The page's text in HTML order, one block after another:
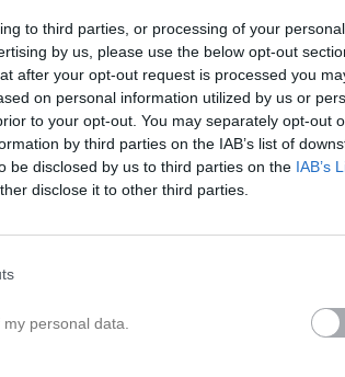
to third parties, or processing of your
by us, please use the below opt-out
after your opt-out request is processed you
on personal information utilized by us or
to your opt-out. You may separately opt-out
by third parties on the IAB’s list of
be disclosed by us to third parties on the IAB’s
disclose it to other third parties.
personal data.
Veckans bana v.30-32
2 aug
Resultat Terrängloppet
29 jul
Snart dags för terrängloppet
14 jul
Resultat Poängtävling 6
13 jul
Terrängloppet Digerdöden